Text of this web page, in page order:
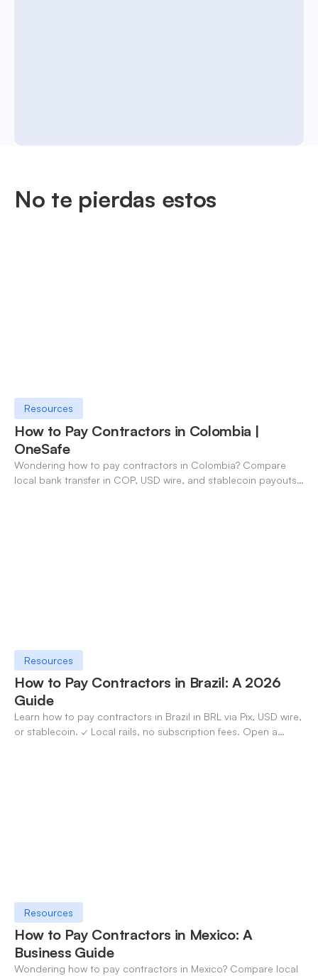
No te pierdas estos
Resources
How to Pay Contractors in Colombia |
OneSafe
Wondering how to pay contractors in Colombia? Compare
local bank transfer in COP, USD wire, and stablecoin payouts.
Resources
How to Pay Contractors in Brazil: A 2026
Guide
Learn how to pay contractors in Brazil in BRL via Pix, USD wire,
or stablecoin. ✓ Local rails, no subscription fees. Open a
Resources
How to Pay Contractors in Mexico: A
Business Guide
Wondering how to pay contractors in Mexico? Compare local